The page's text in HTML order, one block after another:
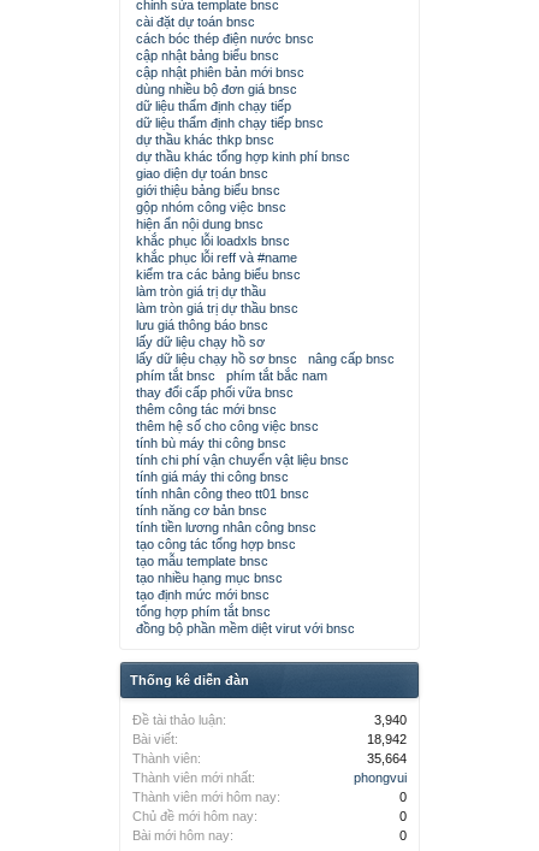
chỉnh sửa template bnsc
cài đặt dự toán bnsc
cách bóc thép điện nước bnsc
cập nhật bảng biểu bnsc
cập nhật phiên bản mới bnsc
dùng nhiều bộ đơn giá bnsc
dữ liệu thẩm định chạy tiếp
dữ liệu thẩm định chạy tiếp bnsc
dự thầu khác thkp bnsc
dự thầu khác tổng hợp kinh phí bnsc
giao diện dự toán bnsc
giới thiệu bảng biểu bnsc
gộp nhóm công việc bnsc
hiện ẩn nội dung bnsc
khắc phục lỗi loadxls bnsc
khắc phục lỗi reff và #name
kiểm tra các bảng biểu bnsc
làm tròn giá trị dự thầu
làm tròn giá trị dự thầu bnsc
lưu giá thông báo bnsc
lấy dữ liệu chạy hồ sơ
lấy dữ liệu chạy hồ sơ bnsc
nâng cấp bnsc
phím tắt bnsc
phím tắt bắc nam
thay đổi cấp phối vữa bnsc
thêm công tác mới bnsc
thêm hệ số cho công việc bnsc
tính bù máy thi công bnsc
tính chi phí vận chuyển vật liệu bnsc
tính giá máy thi công bnsc
tính nhân công theo tt01 bnsc
tính năng cơ bản bnsc
tính tiền lương nhân công bnsc
tạo công tác tổng hợp bnsc
tạo mẫu template bnsc
tạo nhiều hạng mục bnsc
tạo định mức mới bnsc
tổng hợp phím tắt bnsc
đồng bộ phần mềm diệt virut với bnsc
Thống kê diễn đàn
Đề tài thảo luận:
3,940
Bài viết:
18,942
Thành viên:
35,664
Thành viên mới nhất:
phongvui
Thành viên mới hôm nay:
0
Chủ đề mới hôm nay:
0
Bài mới hôm nay:
0